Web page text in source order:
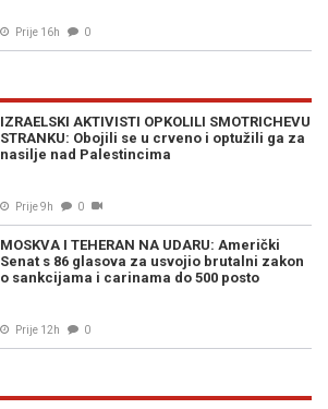
Prije 16h 0
IZRAELSKI AKTIVISTI OPKOLILI SMOTRICHEVU
STRANKU: Obojili se u crveno i optužili ga za
nasilje nad Palestincima
Prije 9h 0
MOSKVA I TEHERAN NA UDARU: Američki
Senat s 86 glasova za usvojio brutalni zakon
o sankcijama i carinama do 500 posto
Prije 12h 0